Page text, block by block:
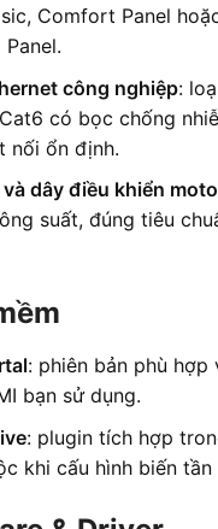
Comfort Panel
công nghiệp:
có bọc chống
nối ổn định.
dây điều khiển
suất, đúng tiêu
: phiên bản phù hợp
bạn sử dụng.
: plugin tích hợp
khi cấu hình biến tần